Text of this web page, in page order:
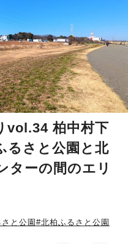
vol.34 柏中村下
るさと公園と北
ターの間のエリ
と公園 #北柏ふるさと公園